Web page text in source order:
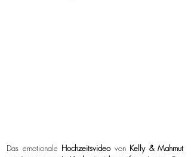
Das emotionale Hochzeitsvideovon Kelly & Mahmut